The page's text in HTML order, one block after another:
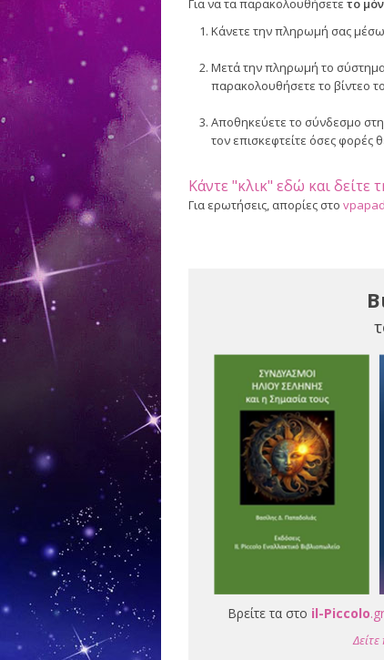
Κάνετε την πληρωμή σας
Μετά την πληρωμή το
παρακολουθήσετε το βίντεο
Αποθηκεύετε το σύνδεσμο
τον επισκεφτείτε όσες φορές
Κάντε "κλικ" εδώ και δείτε
Για ερωτήσεις, απορίες στο
Βρείτε τα στο il-Piccolo.gr